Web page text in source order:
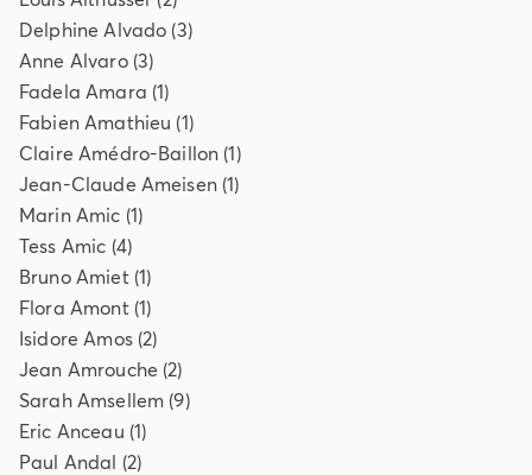
Delphine Alvado (3)
Anne Alvaro(3)
Fadela Amara (1)
Fabien Amathieu (1)
Claire Amédro-Baillon (1)
Jean-Claude Ameisen(1)
Marin Amic (1)
Tess Amic (4)
Bruno Amiet(1)
Flora Amont(1)
Isidore Amos(2)
Jean Amrouche (2)
Sarah Amsellem (9)
Eric Anceau (1)
Paul Andal (2)